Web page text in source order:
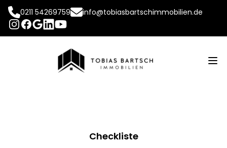
0211 54269759
info@tobiasbartschimmobilien.de
INSTAGRAM
FACEBOOK
GOOGLE
LINKEDINYOUTUBE
Checkliste